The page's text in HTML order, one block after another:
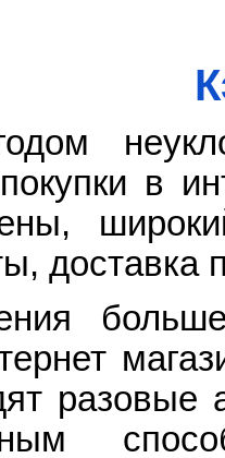
в
доставка
разовые